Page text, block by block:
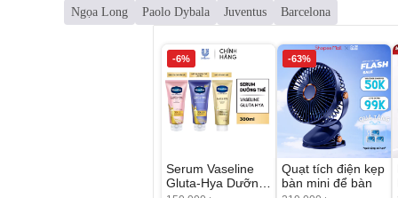
Ngọa Long Paolo Dybala Juventus Barcelona
-6%
Serum Vaseline
Gluta-Hya Dưỡng
-63%
Quạt tích điện kẹp
bàn mini để bàn